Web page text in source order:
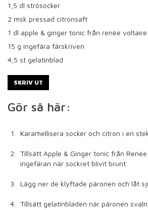
1,5 dl strösocker
2 msk pressad citronsaft
1 dl apple & ginger tonic från renèe voltaire
15 g ingefära färskriven
4,5 st gelatinblad
SKRIV UT
Gör så här:
Karamellisera socker och citron i en
Tillsätt Apple & Ginger tonic från
ingefäran när sockret blivit brunt
Lägg ner de klyftade päronen och låt
Tillsätt gelatinbladen när päronen